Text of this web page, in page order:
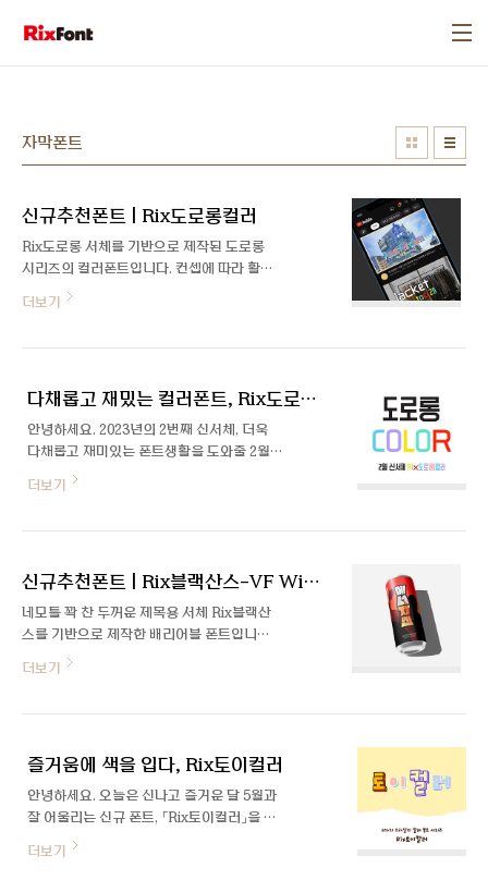
자막폰트
신규추천폰트 | Rix도로롱컬러
Rix도로롱 서체를 기반으로 제작된 도로롱
시리즈의 컬러폰트입니다. 컨셉에 따라 활용
하기 좋은 Black, Vivid, Pastel 3가지 컬러
조합이 포함되어 있습니다. 순서대로 글자 폭
더보기
다채롭고 재밌는 컬러폰트, Rix도로롱컬러
안녕하세요. 2023년의 2번째 신서체, 더욱
다채롭고 재미있는 폰트생활을 도와줄 2월
의 신규 폰트 「Rix도로롱-Color」를 소개합
니다! Rix도로롱컬러는 도로롱 시리즈의
을 담당한 이수하 디자이너와의 인터뷰로 자
세한 이야기 들어봤습니다 :) 안녕하세요. 자
기소개 부탁드려요! 안녕하세요. Rix도로롱
도로롱 시리즈의 벌써 다섯 번째 폰트, Rix도
셨는지 궁금해요. 일단 도로롱 시리즈가 배리
기획과 제작까지 할 수 있었습니다. (현주 디
자이너..
더보기
신규추천폰트 | Rix블랙산스-VF Wiggle
네모틀 꽉 찬 두꺼운 제목용 서체 Rix블랙산
스를 기반으로 제작한 배리어블 폰트입니다.
사다리꼴의 글자 상하 폭이 번갈아가며 바뀌
는 변형을 통해 위트 있고 강렬한 인상을 줍
더보기
즐거움에 색을 입다, Rix토이컬러
안녕하세요. 오늘은 신나고 즐거운 달 5월과
잘 어울리는 신규 폰트, 「Rix토이컬러」을 소
개합니다! Rix토이스토리 시리즈의 글꼴로
이번에 4가지 새로운 컬러와 입체 효과를 조
더보기